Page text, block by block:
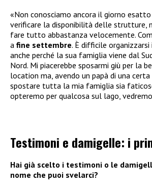
«Non conosciamo ancora il giorno
verificare la disponibilità delle strutture,
fare tutto abbastanza velocemente.
a fine settembre. È difficile
anche perché la sua famiglia viene dal
Nord. Mi piacerebbe sposarmi giù per la
location ma, avendo un papà di una
spostare tutta la mia famiglia sia
opteremo per qualcosa sul lago,
Testimoni e damigelle: i
Hai già scelto i testimoni o le
nome che puoi svelarci?